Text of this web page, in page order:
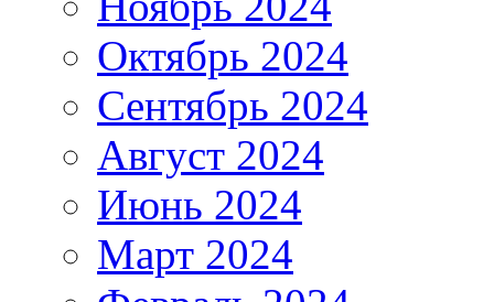
Октябрь 2024
Сентябрь 2024
Август 2024
Июнь 2024
Март 2024